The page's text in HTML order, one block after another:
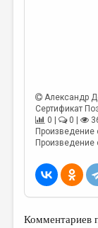
ЭССЕИСТИКА
ЦИКЛЫ
Александр
Сертификат
0 |
0 |
Произведение
Произведение
Комментариев